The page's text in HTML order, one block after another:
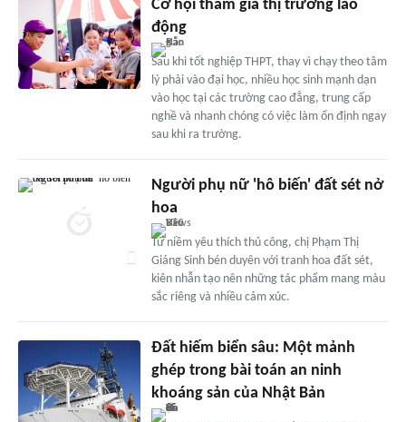
Cơ hội tham gia thị trường lao
động
Sau khi tốt nghiệp THPT, thay vì chạy theo tâm
lý phải vào đại học, nhiều học sinh mạnh dạn
vào học tại các trường cao đẳng, trung cấp
nghề và nhanh chóng có việc làm ổn định ngay
sau khi ra trường.
Người phụ nữ 'hô biến' đất sét nở
hoa
Từ niềm yêu thích thủ công, chị Phạm Thị
Giáng Sinh bén duyên với tranh hoa đất sét,
kiên nhẫn tạo nên những tác phẩm mang màu
sắc riêng và nhiều cảm xúc.
Đất hiếm biển sâu: Một mảnh
ghép trong bài toán an ninh
khoáng sản của Nhật Bản